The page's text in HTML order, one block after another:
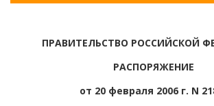
ПРАВИТЕЛЬСТВО РОССИЙСКОЙ
РАСПОРЯЖЕНИЕ
от 20 февраля 2006 г. N